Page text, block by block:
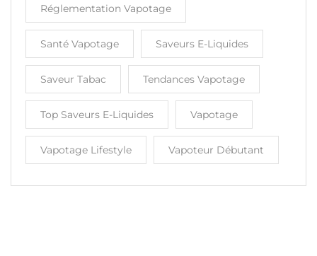
Réglementation Vapotage
Santé Vapotage Saveurs E-Liquides
Saveur Tabac Tendances Vapotage
Top Saveurs E-Liquides Vapotage
Vapotage Lifestyle Vapoteur Débutant